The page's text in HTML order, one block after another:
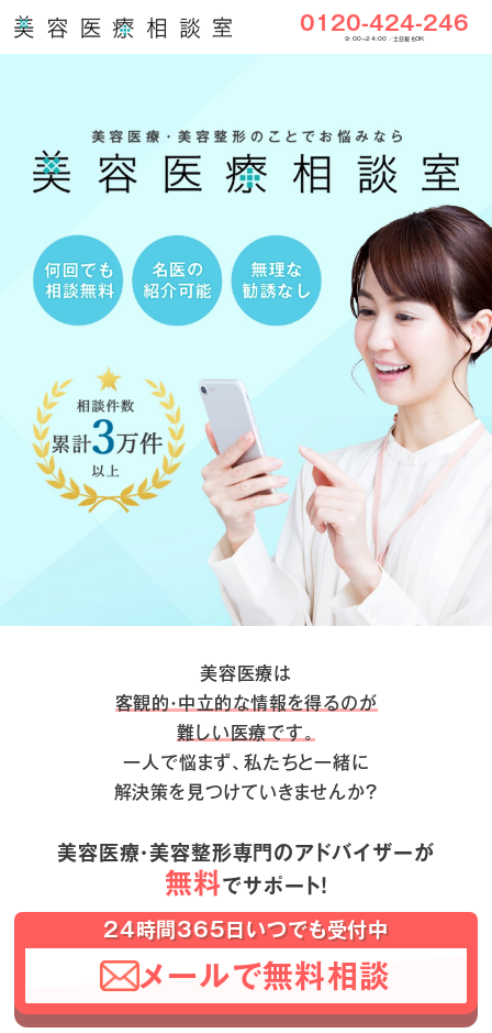
0120-424-246
9:00〜24:00／土日祝もOK
美容医療は
客観的・中立的な情報を得るのが
難しい医療です。
一人で悩まず、私たちと一緒に
解決策を見つけていきませんか？
美容医療・美容整形専門のアドバイザーが
無料でサポート！
24時間365日いつでも受付中
メールで無料相談